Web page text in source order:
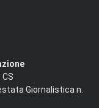
Giornalistica n.